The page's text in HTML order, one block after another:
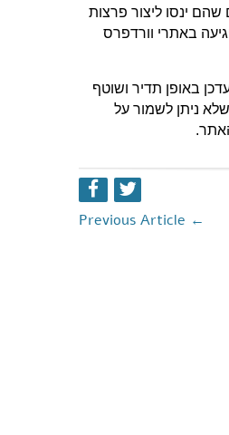
ינסו ליצור פרצות
באתרי וורדפרס
באופן תדיר ושוטף
ניתן לשמור על
←